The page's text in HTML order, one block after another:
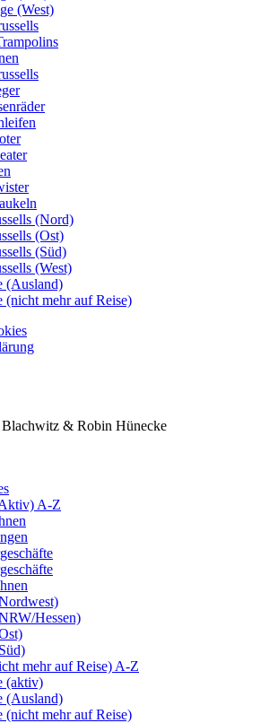
(West)
(Nord)
(Ost)
(Süd)
(West)
(Ausland)
(nicht mehr auf Reise)
& Robin Hünecke
A-Z
Hessen)
mehr auf Reise) A-Z
(aktiv)
(Ausland)
(nicht mehr auf Reise)